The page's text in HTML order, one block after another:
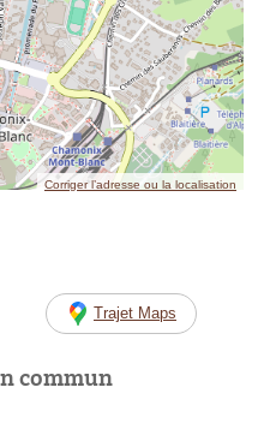
Corriger l’adresse ou la localisation
Trajet Maps
commun